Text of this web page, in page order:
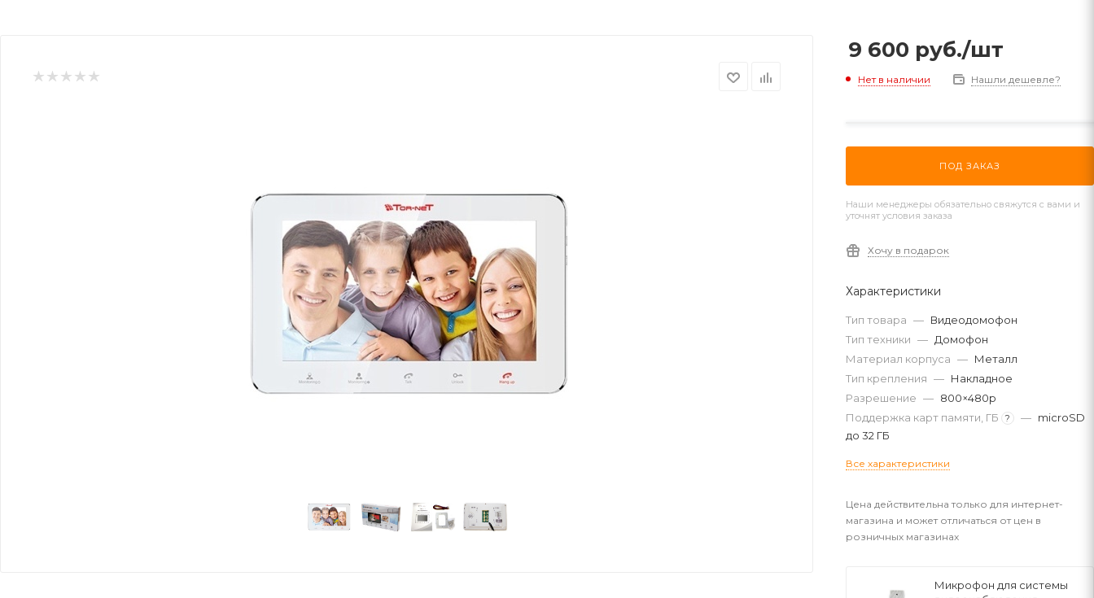
9 600 руб./шт
Нет в наличии Нашли дешевле?
ПОД ЗАКАЗ
Наши менеджеры обязательно свяжутся с вами и
уточнят условия заказа
Хочу в подарок
Характеристики
Тип товара — Видеодомофон
Тип техники — Домофон
Материал корпуса — Металл
Тип крепления — Накладное
Разрешение — 800×480p
Поддержка карт памяти, ГБ
? — microSD
до 32 ГБ
Все характеристики
Цена действительна только для интернет-
магазина и может отличаться от цен в
розничных магазинах
Микрофон для системы